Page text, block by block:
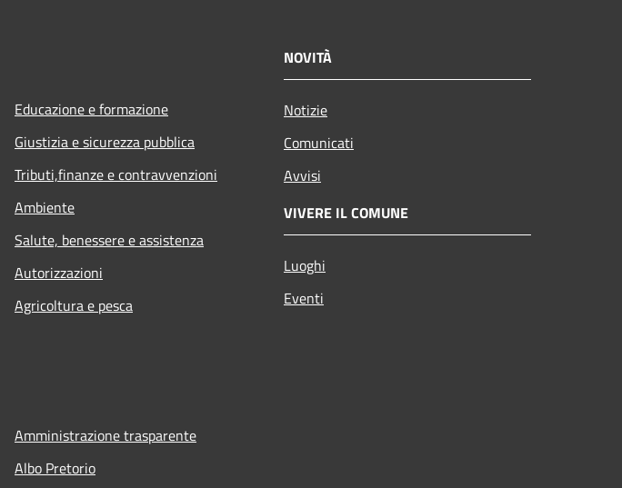
Educazione e formazione
Giustizia e sicurezza pubblica
Tributi,finanze e contravvenzioni
Ambiente
Salute, benessere e assistenza
Autorizzazioni
Agricoltura e pesca
NOVITÀ
Notizie
Comunicati
Avvisi
VIVERE IL COMUNE
Luoghi
Eventi
Amministrazione trasparente
Albo Pretorio